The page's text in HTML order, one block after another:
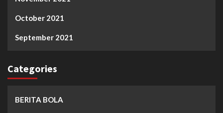
October 2021
September 2021
Categories
BERITA BOLA